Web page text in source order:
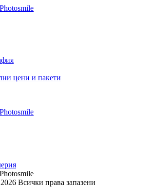
цени и пакети
Всички права запазени